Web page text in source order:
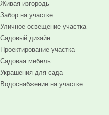
Живая изгородь
Забор на участке
Уличное освещение участка
Садовый дизайн
Проектирование участка
Садовая мебель
Украшения для сада
Водоснабжение на участке